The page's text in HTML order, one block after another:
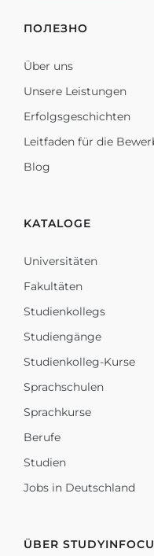
ПОЛЕЗНО
Über uns
Unsere Leistungen
Erfolgsgeschichten
Leitfaden für die
Blog
KATALOGE
Universitäten
Fakultäten
Studienkollegs
Studiengänge
Studienkolleg-Kurse
Sprachschulen
Sprachkurse
Berufe
Studien
Jobs in Deutschland
ÜBER